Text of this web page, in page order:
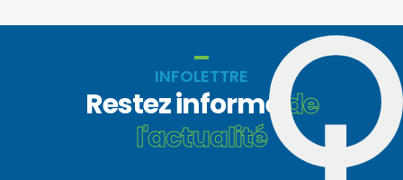
INFOLETTRE
Restez informé de
l'actualité